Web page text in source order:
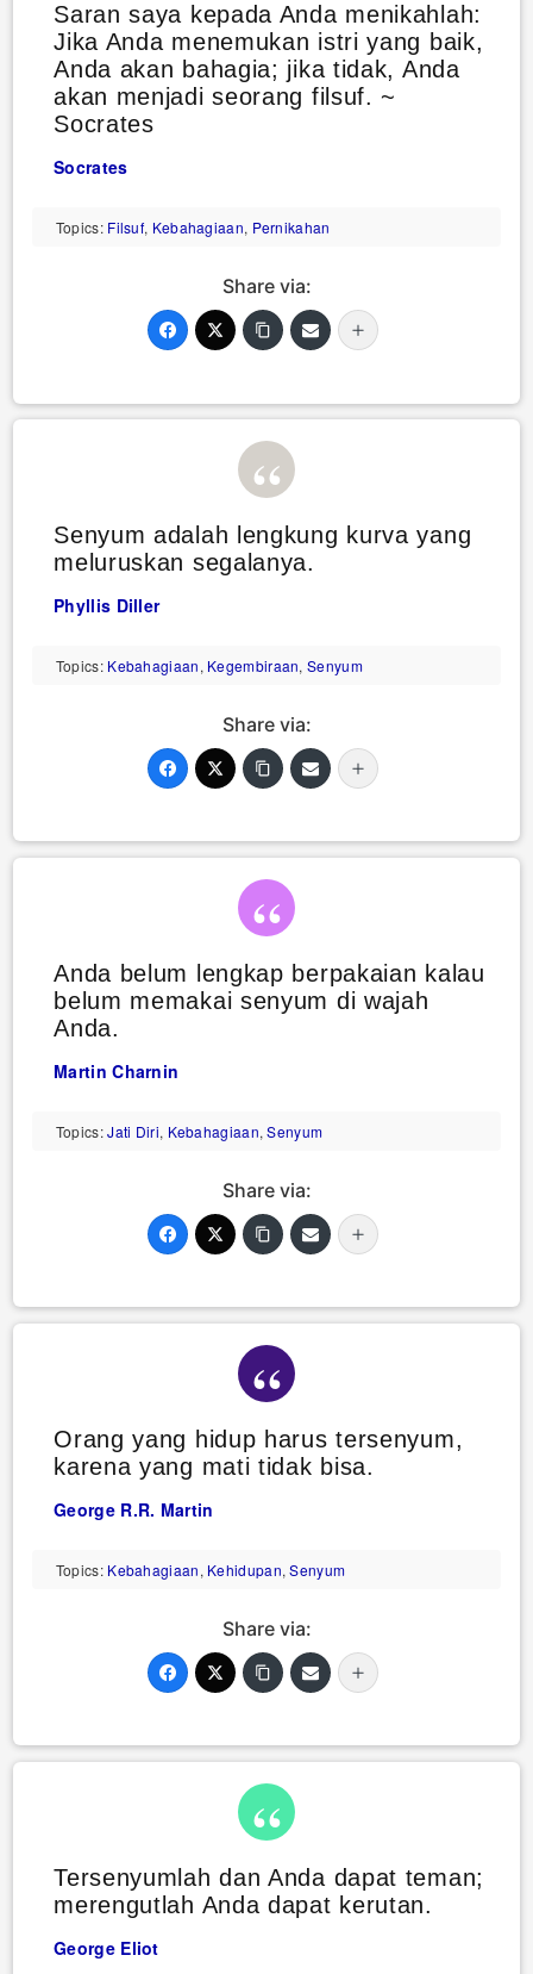
Saran saya kepada Anda menikahlah:
Jika Anda menemukan istri yang baik,
Anda akan bahagia; jika tidak, Anda
akan menjadi seorang filsuf. ~
Socrates
Socrates
Topics: Filsuf, Kebahagiaan, Pernikahan
Share via:
Senyum adalah lengkung kurva yang
meluruskan segalanya.
Phyllis Diller
Topics: Kebahagiaan, Kegembiraan,Senyum
Share via:
Anda belum lengkap berpakaian kalau
belum memakai senyum di wajah
Anda.
Martin Charnin
Topics:Jati Diri, Kebahagiaan,Senyum
Share via:
Orang yang hidup harus tersenyum,
karena yang mati tidak bisa.
George R.R. Martin
Topics: Kebahagiaan, Kehidupan,Senyum
Share via:
Tersenyumlah dan Anda dapat teman;
merengutlah Anda dapat kerutan.
George Eliot